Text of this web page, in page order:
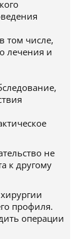
том числе,
лечения и
не
к другому
профиля.
операции